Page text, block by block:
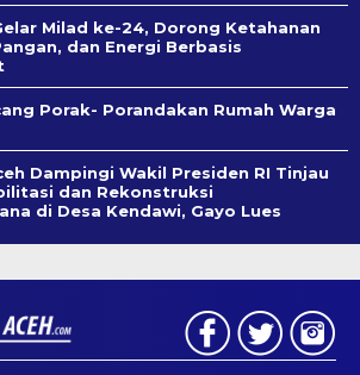
Milad ke-24, Dorong Ketahanan
dan Energi Berbasis
Porak- Porandakan Rumah Warga
Dampingi Wakil Presiden RI Tinjau
dan Rekonstruksi
di Desa Kendawi, Gayo Lues